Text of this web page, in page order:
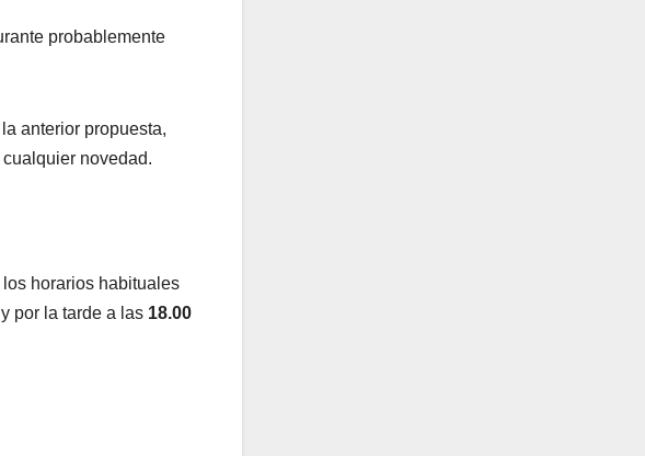
probablemente
anterior propuesta,
novedad.
horarios habituales
por la tarde a las 18.00